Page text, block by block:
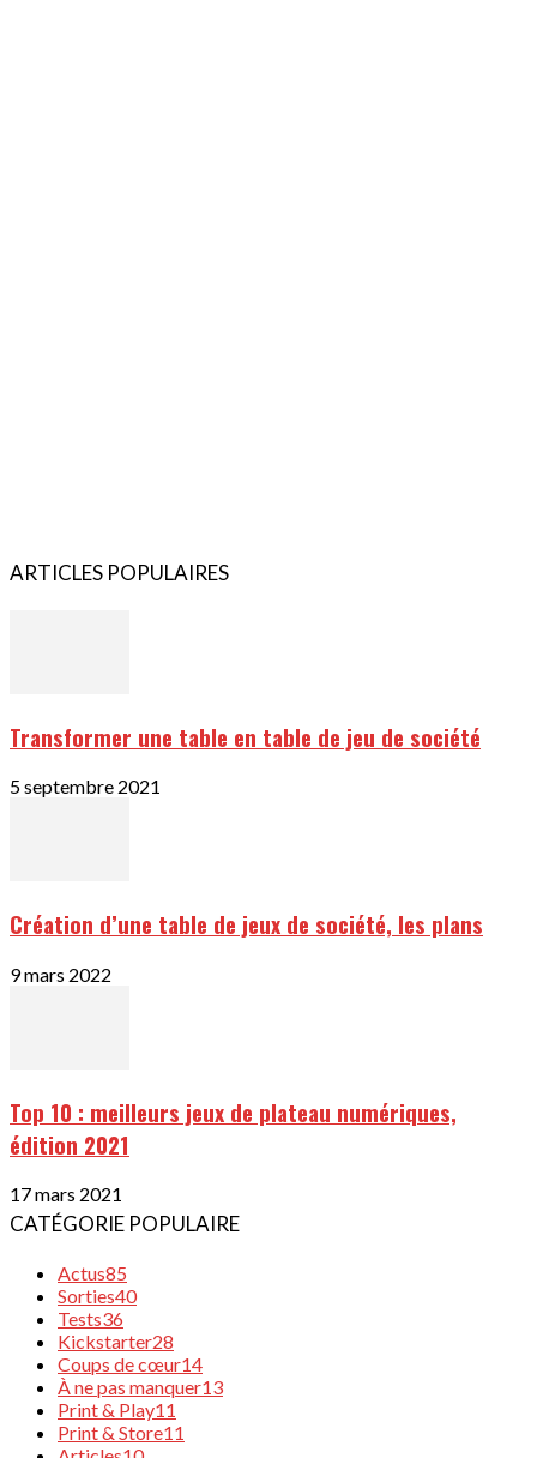
ARTICLES POPULAIRES
Transformer une table en table de jeu de société
5 septembre 2021
Création d’une table de jeux de société, les plans
9 mars 2022
Top 10 : meilleurs jeux de plateau numériques,
édition 2021
17 mars 2021
CATÉGORIE POPULAIRE
Actus85
Sorties40
Tests36
Kickstarter28
Coups de cœur14
À ne pas manquer13
Print & Play11
Print & Store11